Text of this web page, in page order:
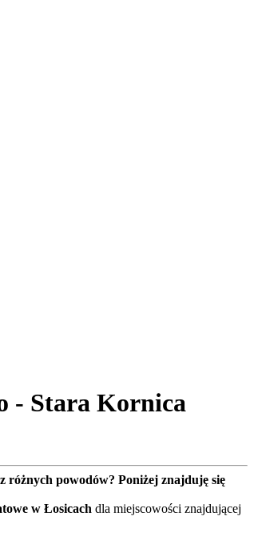
- Stara Kornica
różnych powodów? Poniżej znajduję się
w Łosicach dla miejscowości znajdującej